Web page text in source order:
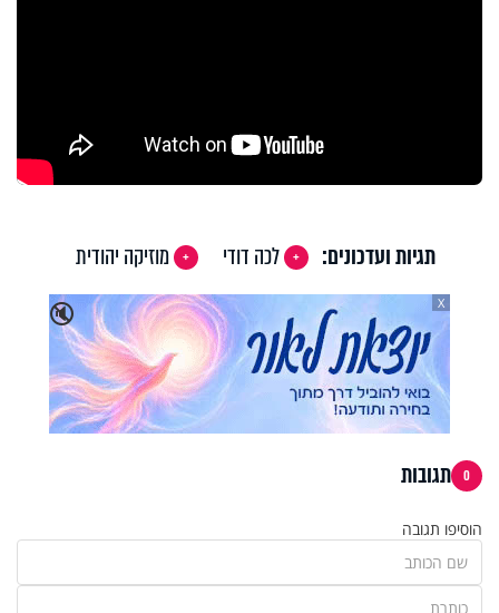
תגיות ועדכונים: לכה דודי
מוזיקה יהודית
🔇
X
0 תגובות
הוסיפו תגובה